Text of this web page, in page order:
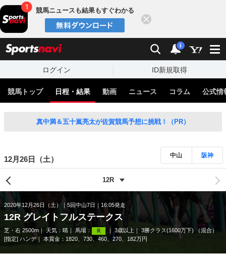
競馬ニュースも結果もすぐわかる
検索 通知
i
ログイン ID新規取得
競馬トップ 日程・結果 動画 ニュース コラム 公式情
真中満＆五十嵐亮太が佐賀競馬予想に挑戦！（PR）
12月26日（土） 中山 阪神
2020年12月26日（土） 5回中山7日 16:05発走
12R グレイトフルステークス
芝・右 2500m 天気： 晴 馬場： 良 3歳以上
3勝クラス(1600万下) （混合）
[指定] ハンデ
本賞金：1820、730、460、270、182万円